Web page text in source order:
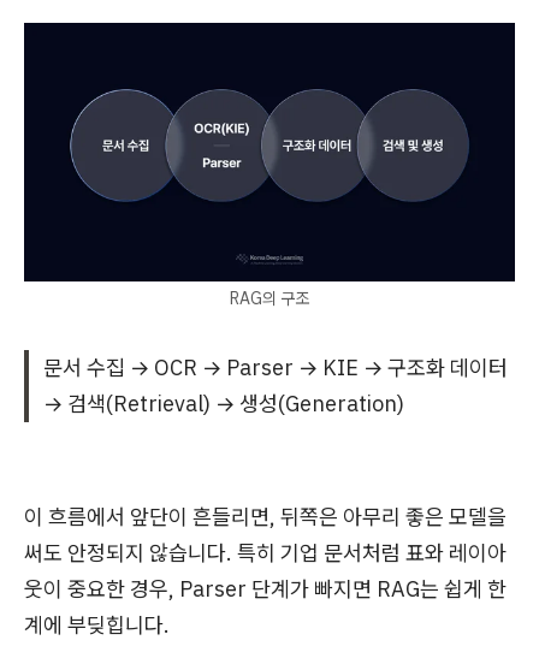
RAG의 구조
문서 수집 → OCR → Parser → KIE → 구조화 데이터
→ 검색(Retrieval) → 생성(Generation)
이 흐름에서 앞단이 흔들리면, 뒤쪽은 아무리 좋은 모델을
써도 안정되지 않습니다. 특히 기업 문서처럼 표와 레이아
웃이 중요한 경우, Parser 단계가 빠지면 RAG는 쉽게 한
계에 부딪힙니다.